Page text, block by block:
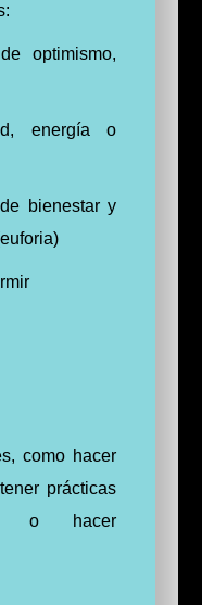
optimismo,
energía o
bienestar y
como hacer
prácticas
o hacer